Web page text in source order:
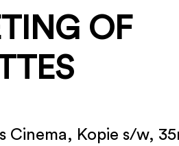
OF
Cinema, Kopie s/w,